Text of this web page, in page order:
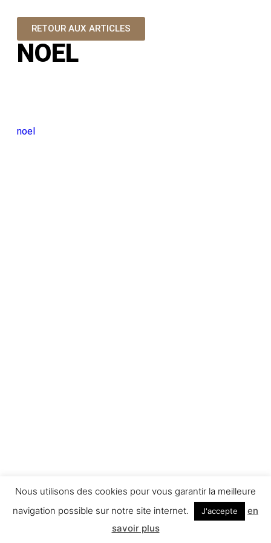
RETOUR AUX ARTICLES
NOEL
noel
Nous utilisons des cookies pour vous garantir la meilleure
navigation possible sur notre site internet.
J'accepte
en
savoir plus